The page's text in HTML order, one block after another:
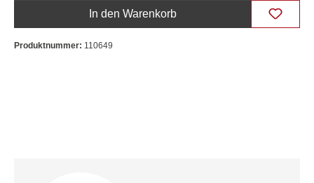
In den Warenkorb
Produktnummer: 110649